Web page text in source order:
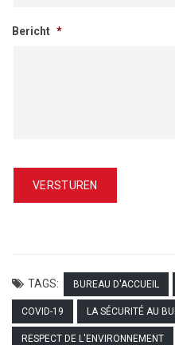
Bericht *
TAGS: BUREAU D'ACCUEIL
COVID-19 LA SÉCURITÉ AU
RESPECT DE L'ENVIRONNEMENT